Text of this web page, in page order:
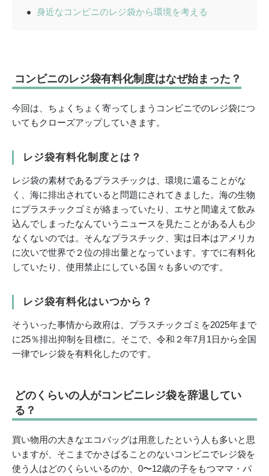
身近なコンビニのレジ袋から環境を考える
コンビニのレジ袋有料化制度はなぜ始まった？
今回は、ちょくちょく寄ってしまうコンビニでのレジ袋につ
いてもクローズアップしていきます。
レジ袋有料化制度とは？
レジ袋の素材であるプラスチックは、環境に還ることがな
く、海に排出されていると問題にされてきました。海の生物
にプラスチックゴミが絡まっていたり、エサと間違えて飲み
込んでしまったなんていうニュースを見たことがある人も少
なくないのでは。そんなプラスチック、実は日本はアメリカ
に次いで世界で２位の排出量となっています。すでに有料化
していたり、使用禁止にしている国々も多いのです。
レジ袋有料化はいつから？
そういった事情から政府は、プラスチックゴミを2025年まで
に25％排出抑制を目標に。そこで、令和２年7月1日から全国
一律でレジ袋を有料化したのです。
どのくらいの人がコンビニレジ袋を辞退してい
る？
買い物用の大きなエコバッグは用意したという人も多いと思
いますが、そこまでかさばることのないコンビニでレジ袋を
使う人はどのくらいいるのか、0〜12歳の子をもつママ・パ